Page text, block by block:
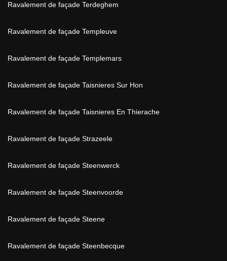
Ravalement de façade Terdeghem
Ravalement de façade Templeuve
Ravalement de façade Templemars
Ravalement de façade Taisnieres Sur Hon
Ravalement de façade Taisnieres En Thierache
Ravalement de façade Strazeele
Ravalement de façade Steenwerck
Ravalement de façade Steenvoorde
Ravalement de façade Steene
Ravalement de façade Steenbecque